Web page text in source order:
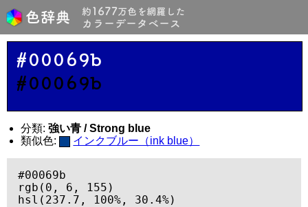
#00069b
#00069b
分類: 強い青 / Strong blue
類似色:
インクブルー（ink blue）
#00069b
rgb(0, 6, 155)
hsl(237.7, 100%, 30.4%)